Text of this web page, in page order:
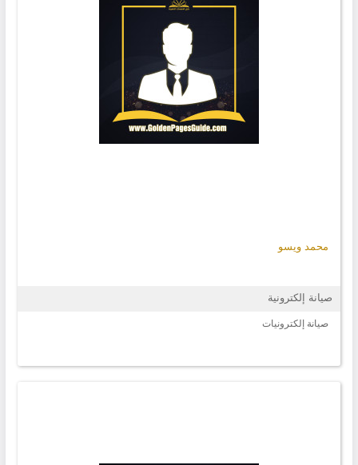
محمد ويسو
صيانة إلكترونية
صيانة إلكترونيات